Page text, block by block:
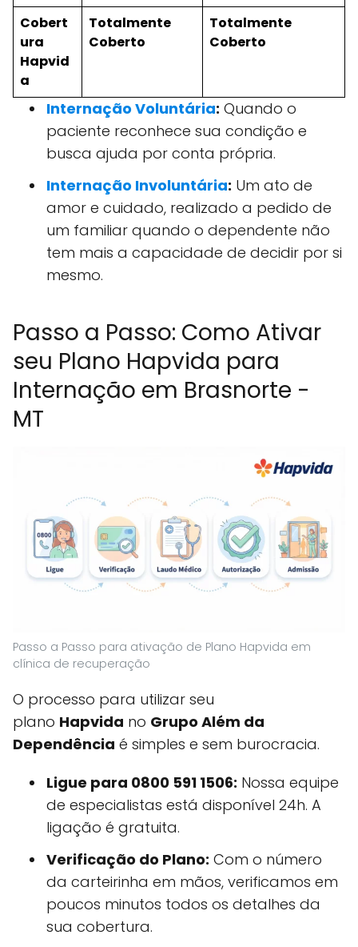
Cobert
ura
Hapvid
a
Totalmente
Coberto
Totalmente
Coberto
Internação Voluntária: Quando o
paciente reconhece sua condição e
busca ajuda por conta própria.
Internação Involuntária: Um ato de
amor e cuidado, realizado a pedido de
um familiar quando o dependente não
tem mais a capacidade de decidir por si
mesmo.
Passo a Passo: Como Ativar
seu Plano Hapvida para
Internação em Brasnorte -
MT
Passo a Passo para ativação de Plano Hapvida em
clínica de recuperação
O processo para utilizar seu
plano Hapvida no Grupo Além da
Dependência é simples e sem burocracia.
Ligue para 0800 591 1506: Nossa equipe
de especialistas está disponível 24h. A
ligação é gratuita.
Verificação do Plano: Com o número
da carteirinha em mãos, verificamos em
poucos minutos todos os detalhes da
sua cobertura.